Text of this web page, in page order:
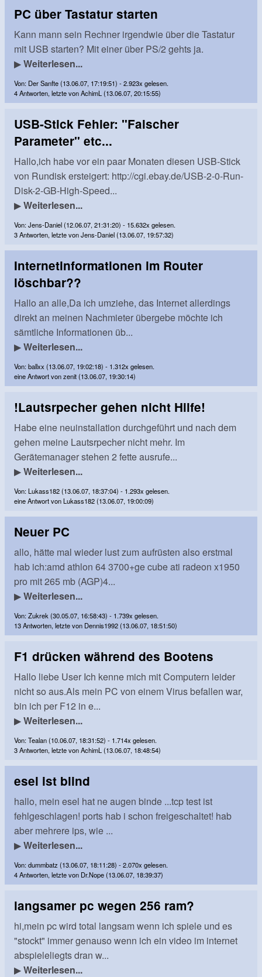
PC über Tastatur starten
Kann mann sein Rechner irgendwie über die Tastatur
mit USB starten? Mit einer über PS/2 gehts ja.
▶Weiterlesen...
Von: Der Sanfte (13.06.07, 17:19:51) - 2.923x gelesen.
4 Antworten, letzte von AchimL (13.06.07, 20:15:55)
USB-Stick Fehler: "Falscher
Parameter" etc...
Hallo,ich habe vor ein paar Monaten diesen USB-Stick
von Rundisk ersteigert: http://cgi.ebay.de/USB-2-0-Run-
Disk-2-GB-High-Speed...
▶Weiterlesen...
Von: Jens-Daniel (12.06.07, 21:31:20) - 15.632x gelesen.
3 Antworten, letzte von Jens-Daniel (13.06.07, 19:57:32)
Internetinformationen im Router
löschbar??
Hallo an alle,Da ich umziehe, das Internet allerdings
direkt an meinen Nachmieter übergebe möchte ich
sämtliche Informationen üb...
▶Weiterlesen...
Von: ballxx (13.06.07, 19:02:18) - 1.312x gelesen.
eine Antwort von zenit (13.06.07, 19:30:14)
!Lautsrpecher gehen nicht Hilfe!
Habe eine neuinstallation durchgeführt und nach dem
gehen meine Lautsrpecher nicht mehr. Im
Gerätemanager stehen 2 fette ausrufe...
▶Weiterlesen...
Von: Lukass182 (13.06.07, 18:37:04) - 1.293x gelesen.
eine Antwort von Lukass182 (13.06.07, 19:00:09)
Neuer PC
allo, hätte mal wieder lust zum aufrüsten also erstmal
hab ich:amd athlon 64 3700+ge cube ati radeon x1950
pro mit 265 mb (AGP)4...
▶Weiterlesen...
Von: Zukrek (30.05.07, 16:58:43) - 1.739x gelesen.
13 Antworten, letzte von Dennis1992 (13.06.07, 18:51:50)
F1 drücken während des Bootens
Hallo liebe User Ich kenne mich mit Computern leider
nicht so aus.Als mein PC von einem Virus befallen war,
bin ich per F12 in e...
▶Weiterlesen...
Von: Tealan (10.06.07, 18:31:52) - 1.714x gelesen.
3 Antworten, letzte von AchimL (13.06.07, 18:48:54)
esel ist blind
hallo, mein esel hat ne augen binde ...tcp test ist
fehlgeschlagen! ports hab i schon freigeschaltet! hab
aber mehrere ips, wie ...
▶Weiterlesen...
Von: dummbatz (13.06.07, 18:11:28) - 2.070x gelesen.
4 Antworten, letzte von Dr.Nope (13.06.07, 18:39:37)
langsamer pc wegen 256 ram?
hi,mein pc wird total langsam wenn ich spiele und es
"stockt" immer genauso wenn ich ein video im internet
abspieleliegts dran w...
▶Weiterlesen...